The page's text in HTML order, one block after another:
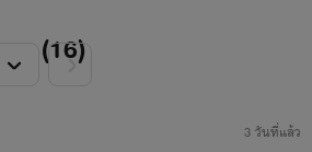
ด (16)
3 วันที่แล้ว